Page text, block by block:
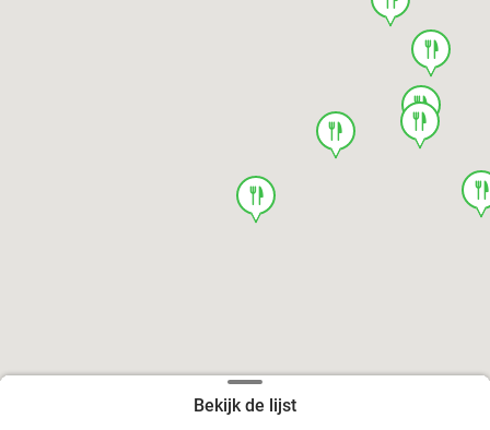
food
food
food
food
food
Bekijk de lijst